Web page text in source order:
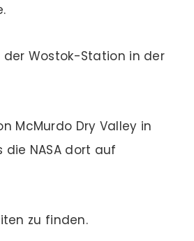
Wostok-Station in der
McMurdo Dry Valley in
NASA dort auf
zu finden.